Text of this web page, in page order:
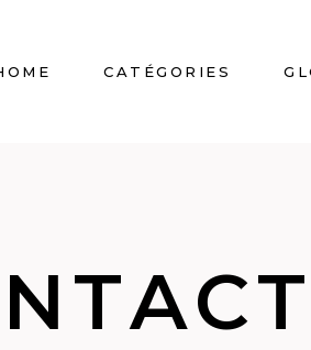
CATÉGORIES